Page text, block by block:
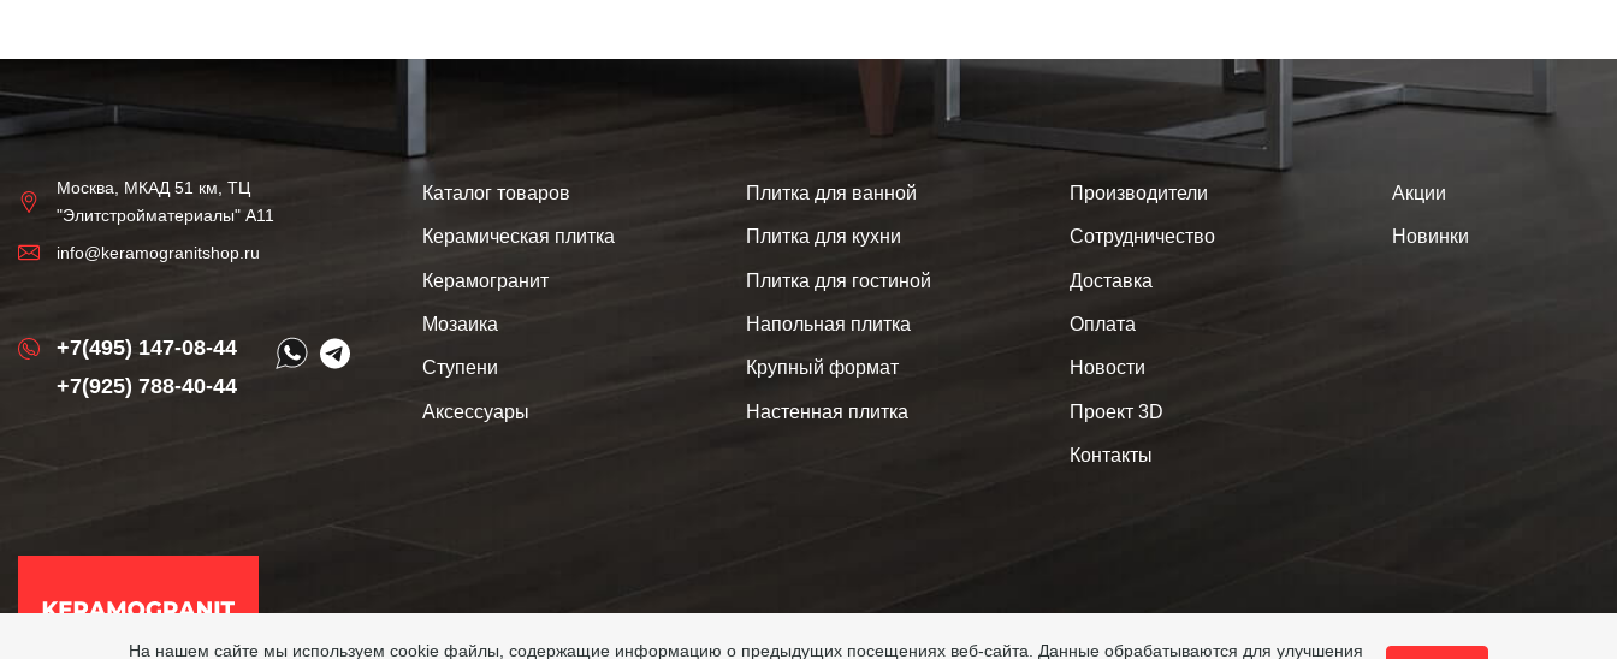
Каталог товаров
Керамическая плитка
Керамогранит
Мозаика
Ступени
Аксессуары
Плитка для ванной
Плитка для кухни
Плитка для гостиной
Напольная плитка
Крупный формат
Настенная плитка
Производители
Сотрудничество
Доставка
Оплата
Новости
Проект 3D
Контакты
Акции
Новинки
Москва, МКАД 51 км, ТЦ
"Элитстройматериалы" А11
info@keramogranitshop.ru
+7(495) 147-08-44
+7(925) 788-40-44
Copyright © 2026 Keramogranitshop
На нашем сайте мы используем cookie файлы, содержащие информацию о предыдущих посещениях веб-сайта. Данные обрабатываются для улучшения